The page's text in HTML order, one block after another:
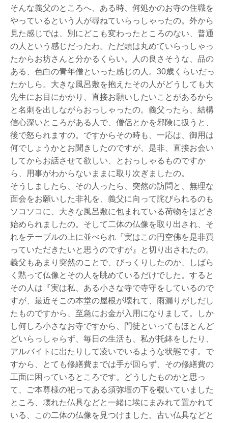
そんな義父のところへ、ある時、何処かのお寺の住職を
やっているという人が尋ねていらっしゃったの。外から
見た感じでは、別にどこも変わったところのない、普通
の人という感じだったわ。ただ頭は丸めていらっしゃっ
たからお坊さんと分かるくらい。人の良さそうな、品の
ある、色白の青年僧といった感じの人。30歳くらいだっ
たかしら。大きな風呂敷を抱えたその人がどうしても大
先生にお目にかかり、直接お願いしたいことがあるから
と名刺を出しながらおっしゃったの。義父ったら、結構
信心深いところがある人で、僧侶とかを邪険に扱うと、
後で怒られますの。ですからその時も、一応は、御用は
何でしょうかとお聞きしたのですが、是非、直接お会い
してからお話させて欲しい、とおっしゃるものですか
ら、用事がわからないままに取り次ぎましたの。
そうしましたら、その人ったら、突然の訪問と、無理な
面会をお願いした非礼を、義父に向って詫びられるのも
ソコソコに、大きな風呂敷に包まれている荷物をほどき
始められましたの。そして二体の仏像を取り出され、そ
れをテーブルの上に並べられ『実はこの円空佛を是非買
っていただきたいと思うのですが』と切り出されたの。
義父もあまり突然のことで、びっくりしたのか、しばら
く黙って仏像とその人を眺めているだけでした。すると
その人は『実は私、ある小さな寺で寺守をしているので
すが、最近そこの本堂の屋根が壊れて、雨漏りがしだし
たものですから、至急にお金が入用になりまして。しか
し何しろ小さなお寺ですから、門徒といってもほとんど
どいらっしゃらず、毎日の生活も、私が托鉢をしたり、
アルバイトに出たりして凌いでいるような状態です。で
すから、とても修繕費までは手が回らず、その修繕費の
工面に困っているところです。どうしたものかと思っ
て、ご本尊様の祀ってある須弥壇の下を覗いていました
ところ、壊れた仏具などと一緒に埃にまみれて置かれて
いる、この二体の仏像を見つけました。古い仏具などと